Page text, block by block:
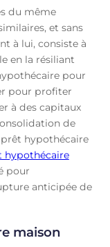
du même
et sans
à lui, consiste à
en la résiliant
pour
pour profiter
à des capitaux
de
hypothécaire
hypothécaire
pour
anticipée de
maison